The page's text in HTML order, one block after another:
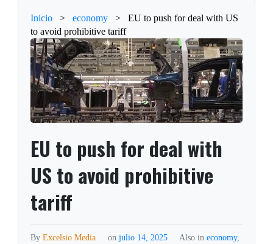
Inicio > economy >
EU to push for deal with US
to avoid prohibitive tariff
EU to push for deal with
US to avoid prohibitive
tariff
ByExcelsio Media on julio 14, 2025 Also in economy,